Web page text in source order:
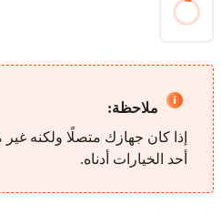
ملاحظة:
إذا كان جهازك متصلًا ولكنه
أحد الخيارات أدناه.